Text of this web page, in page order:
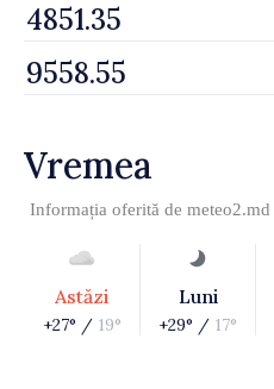
Vremea
Informația oferită de meteo2.md
Astăzi
+27° / 19°
Luni
+29° / 17°